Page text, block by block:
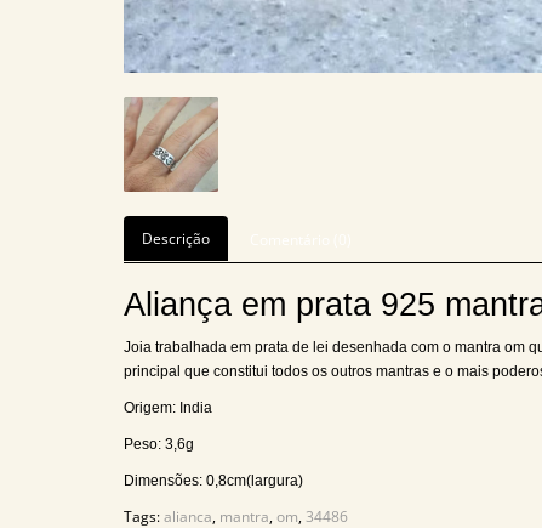
Descrição
Aliança em prata 925
Joia trabalhada em prata de lei desenhada com o mantra om
principal que constitui todos os outros mantras e o mais
Origem: India
Peso: 3,6g
Dimensões: 0,8cm(largura)
Tags:alianca, mantra,om,34486